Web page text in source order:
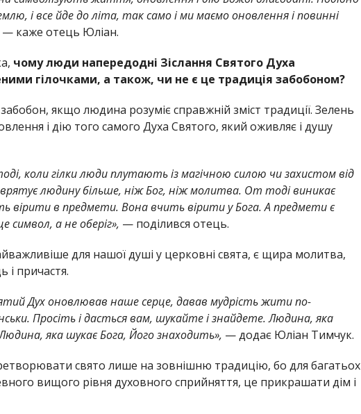
і все йде до літа, так само і ми маємо оновлення і повинні
— каже отець Юліан.
чому люди напередодні Зіслання Святого Духа
гілочками, а також, чи не є це традиція забобоном?
якщо людина розуміє справжній зміст традиції. Зелень
і дію того самого Духа Святого, який оживляє і душу
коли гілки люди плутають із магічною силою чи захистом від
людину більше, ніж Бог, ніж молитва. От тоді виникає
вірити в предмети. Вона вчить вірити у Бога. А предмети є
символ, а не оберіг», — поділився отець.
для нашої душі у церковні свята, є щира молитва,
і причастя.
Дух оновлював наше серце, давав мудрість жити по-
Просіть і дасться вам, шукайте і знайдете. Людина, яка
яка шукає Бога, Його знаходить», — додає Юліан Тимчук.
свято лише на зовнішню традицію, бо для багатьох
вищого рівня духовного сприйняття, це прикрашати дім і